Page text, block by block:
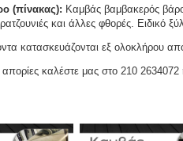
(πίνακας): Καμβάς βαμβακερός
και άλλες φθορές. Ειδικό
κατασκευάζονται εξ ολοκλήρου
απορίες καλέστε μας στο 210